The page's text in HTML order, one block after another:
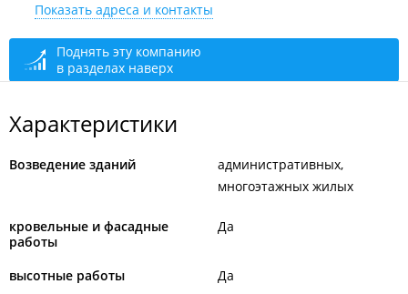
сегодня закрыто
Показать адреса и контакты
Поднять эту компанию
в разделах наверх
Характеристики
Возведение зданий
административных
многоэтажных жилых
кровельные и фасадные
работы
Да
высотные работы Да